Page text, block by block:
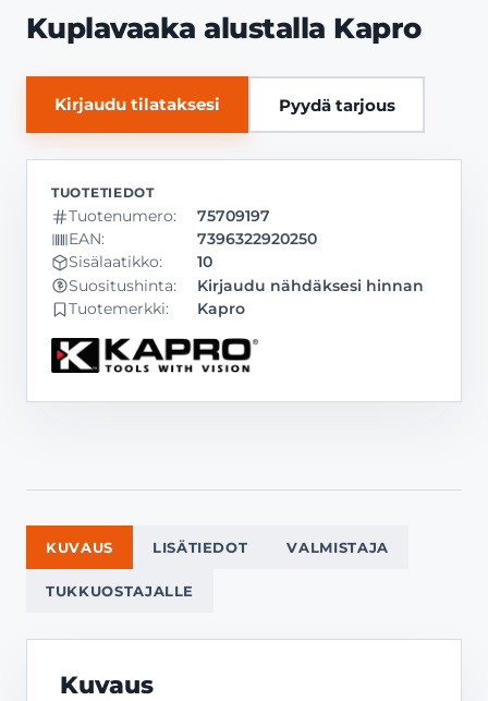
Kuplavaaka alustalla Kapro
Kirjaudu tilataksesi Pyydä tarjous
Tuotenumero:
75709197
EAN:
7396322920250
Sisälaatikko:
10
Suositushinta:
Kirjaudu nähdäksesi hinnan
Tuotemerkki: Kapro
KUVAUS LISÄTIEDOT VALMISTAJA
TUKKUOSTAJALLE
Kuvaus